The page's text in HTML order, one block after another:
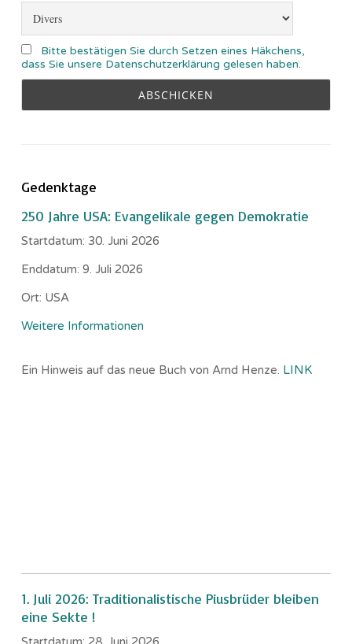
Bitte bestätigen Sie durch Setzen eines Häkchens,
dass Sie unsere Datenschutzerklärung gelesen haben.
Gedenktage
250 Jahre USA: Evangelikale gegen Demokratie
Startdatum: 30. Juni 2026
Enddatum: 9. Juli 2026
Ort: USA
Weitere Informationen
Ein Hinweis auf das neue Buch von Arnd Henze. LINK
1. Juli 2026: Traditionalistische Piusbrüder bleiben
eine Sekte !